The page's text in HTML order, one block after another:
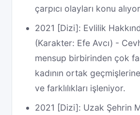
çarpıcı olayları konu
2021 [Dizi]: Evlilik
(Karakter: Efe Avcı) -
mensup birbirinden çok
kadının ortak
ve farklılıkları işleniyor.
2021 [Dizi]: Uzak Şehrin